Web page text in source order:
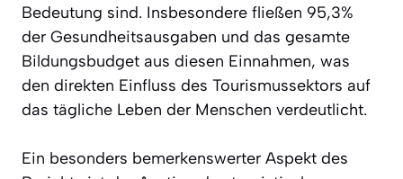
Bedeutung sind. Insbesondere fließen 95,3%
der Gesundheitsausgaben und das gesamte
Bildungsbudget aus diesen Einnahmen, was
den direkten Einfluss des Tourismussektors auf
das tägliche Leben der Menschen verdeutlicht.
Ein besonders bemerkenswerter Aspekt des